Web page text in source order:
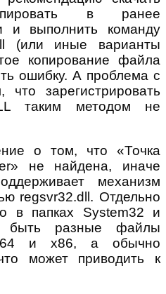
в ранее
и выполнить команду
(или иные варианты
копирование файла
ошибку. А проблема с
зарегистрировать
таким методом не
о том, что «Точка
не найдена, иначе
механизм
regsvr32.dll. Отдельно
в папках System32 и
быть разные файлы
и x86, а обычно
может приводить к